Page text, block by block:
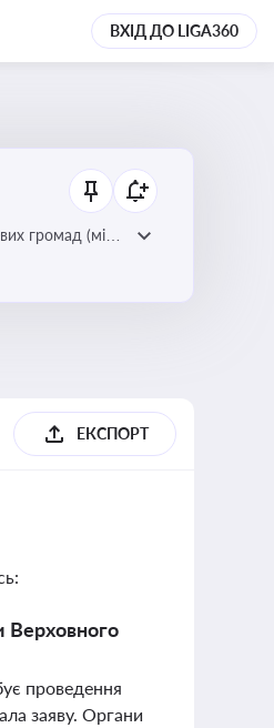
ВХІД ДО LIGA360
громад (міст,
ЕКСПОРТ
Верховного
проведення
заяву. Органи